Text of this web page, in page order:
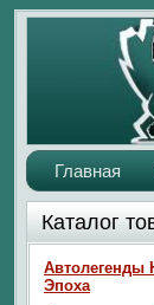
Главная
Каталог
Автолегенды
Эпоха